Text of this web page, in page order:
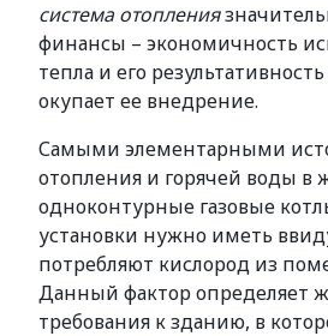
система отопления
финансы – экономичность
тепла и его
окупает ее внедрение.
Самыми элементарными
отопления и горячей воды в
одноконтурные газовые
установки нужно иметь
потребляют кислород из
Данный фактор определяет
требования к зданию, в